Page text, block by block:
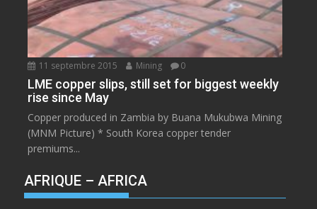
11 septembre 2015 Mining 0
LME copper slips, still set for biggest weekly
rise since May
Copper produced in Zambia by Buana Mukubwa Mining
(MNM Picture) * South Korea copper tender
premiums...
AFRIQUE – AFRICA